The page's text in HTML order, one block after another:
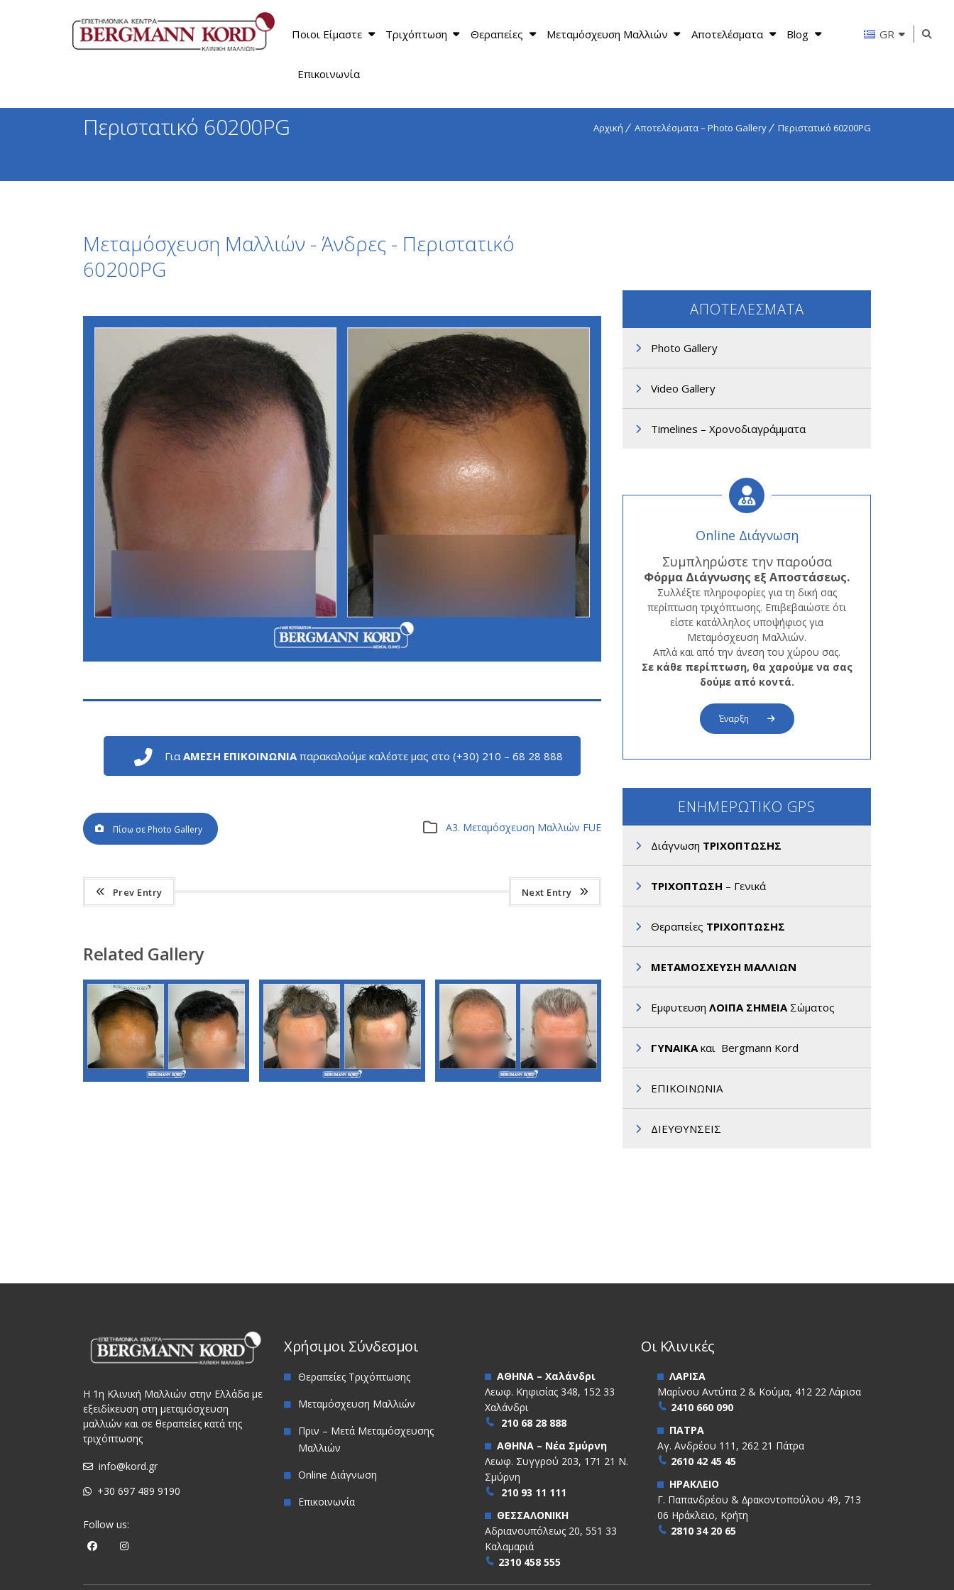
Ποιοι Είμαστε Τριχόπτωση Θεραπείες Μεταμόσχευση Μαλλιών Αποτελέσματα Blog
Επικοινωνία
GR
Αρχική Αποτελέσματα – Photo Gallery Περιστατικό 60200PG
Περιστατικό 60200PG
Μεταμόσχευση Μαλλιών - Άνδρες - Περιστατικό
60200PG
Για ΑΜΕΣΗ ΕΠΙΚΟΙΝΩΝΙΑπαρακαλούμε καλέστε μας στο (+30) 210 – 68 28 888
Α3. Μεταμόσχευση Μαλλιών FUE
Πίσω σε Photo Gallery
Prev Entry Next Entry
Related Gallery
ΑΠΟΤΕΛΕΣΜΑΤΑ
Photo Gallery
Video Gallery
Timelines – Χρονοδιαγράμματα
Online Διάγνωση
Συμπληρώστε την παρούσα
Φόρμα Διάγνωσης εξ Αποστάσεως.
Συλλέξτε πληροφορίες για τη δική σας
περίπτωση τριχόπτωσης. Επιβεβαιώστε ότι
είστε κατάλληλος υποψήφιος για
Μεταμόσχευση Μαλλιών.
Απλά και από την άνεση του χώρου σας.
Σε κάθε περίπτωση, θα χαρούμε να σας
δούμε από κοντά.
Έναρξη
ΕΝΗΜΕΡΩΤΙΚΟ GPS
Διάγνωση ΤΡΙΧΟΠΤΩΣΗΣ
ΤΡΙΧΟΠΤΩΣΗ – Γενικά
Θεραπείες ΤΡΙΧΟΠΤΩΣΗΣ
ΜΕΤΑΜΟΣΧΕΥΣΗ ΜΑΛΛΙΩΝ
Εμφυτευση ΛΟΙΠΑ ΣΗΜΕΙΑΣώματος
ΓΥΝΑΙΚΑκαι Bergmann Kord
ΕΠΙΚΟΙΝΩΝΙΑ
ΔΙΕΥΘΥΝΣΕΙΣ
Η 1η Κλινική Μαλλιών στην Ελλάδα με
εξειδίκευση στη μεταμόσχευση
μαλλιών και σε θεραπείες κατά της
τριχόπτωσης
info@kord.gr
+30 697 489 9190
Follow us:
Χρήσιμοι Σύνδεσμοι
Θεραπείες Τριχόπτωσης
Μεταμόσχευση Μαλλιών
Πριν – Μετά Μεταμόσχευσης
Μαλλιών
Online Διάγνωση
Επικοινωνία
Οι Κλινικές
ΑΘΗΝΑ – Χαλάνδρι
Λεωφ. Κηφισίας 348, 152 33
Χαλάνδρι
210 68 28 888
ΑΘΗΝΑ – Νέα Σμύρνη
Λεωφ. Συγγρού 203, 171 21 Ν.
Σμύρνη
210 93 11 111
ΘΕΣΣΑΛΟΝΙΚΗ
Αδριανουπόλεως 20, 551 33
Καλαμαριά
2310 458 555
ΛΑΡΙΣΑ
Μαρίνου Αντύπα 2 & Κούμα, 412 22 Λάρισα
2410 660 090
ΠΑΤΡΑ
Αγ. Ανδρέου 111, 262 21 Πάτρα
2610 42 45 45
ΗΡΑΚΛΕΙΟ
Γ. Παπανδρέου & ∆ρακοντοπούλου 49, 713
06 Ηράκλειο, Κρήτη
2810 34 20 65